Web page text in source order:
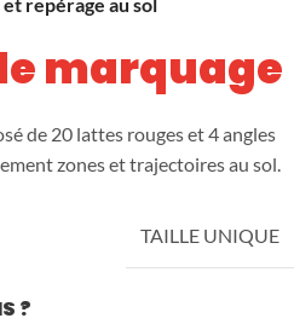
marquage
de 20 lattes rouges et 4 angles
zones et trajectoires au sol.
TAILLE UNIQUE
?